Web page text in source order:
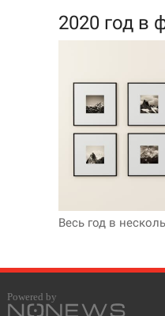
2020 год в
Весь год в